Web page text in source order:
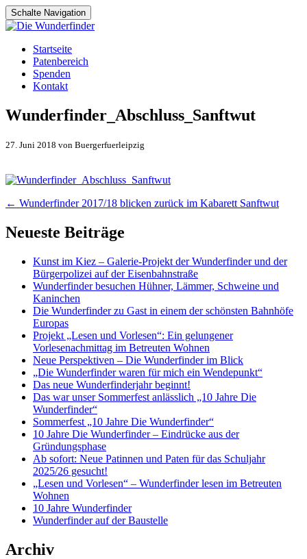
Schalte Navigation
Zum
Inhalt
springen
Startseite
Patenbereich
Spenden
Kontakt
Wunderfinder_Abschluss_Sanftwut
27. Juni 2018 von Buergerfuerleipzig
Artikel-
Navigation
← Wunderfinder 2017/18 blicken zurück im Kabarett Sanftwut
Neueste Beiträge
Kunst im Kiez – Galerie-Projekt der Wunderfinder und der
Bürgerpolizei auf der Eisenbahnstraße
Wunderfinder besuchen Hühner, Lämmer, Schweine und
Kaninchen
Die Wunderfinder zu Gast in einem der schönsten Bahnhöfe
Europas
Projekt „Lesen und Vorlesen“: Ein gelungener
Vorlesenachmittag im Betreuten Wohnen
Neue Perspektiven – Die Wunderfinder im Blick
„Die Wunderfinder waren für mich ein Wendepunkt“
Das neue Wunderfinderjahr beginnt!
Das war unser Sommerfest anlässlich „10 Jahre Die
Wunderfinder“
Sommerfest „10 Jahre Die Wunderfinder“
10 Jahre Die Wunderfinder – Eindrücke aus der
Gründungsphase
Ab sofort: Neue Patinnen und Paten für das Schuljahr
2025/26 gesucht!
„Lesen und Vorlesen“ – Wunderfinder lesen im Betreuten
Wohnen
10 Jahre Wunderfinder
Wunderfinder auf der Baustelle
Archiv